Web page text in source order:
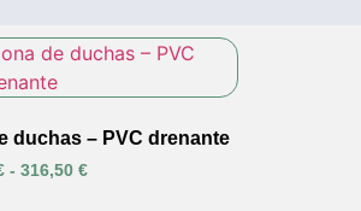
duchas – PVC drenante
- 316,50€